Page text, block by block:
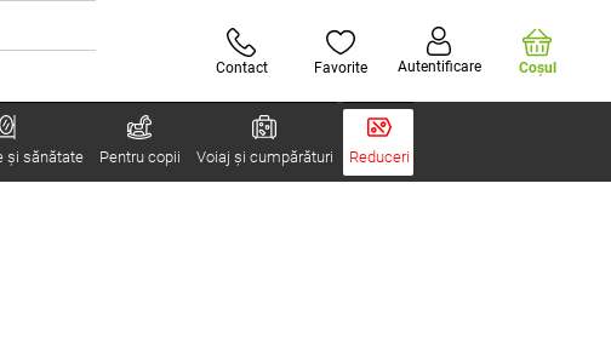
Contact Favorite Autentificare Coşul
şi sănătate Pentru copii Voiaj și cumpărături Reduceri